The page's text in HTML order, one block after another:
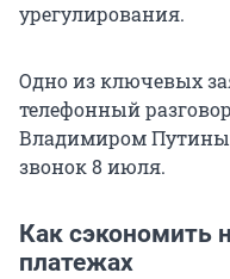
урегулирования.
Одно из ключевых
телефонный
Владимиром
звонок 8 июля.
Как сэкономить
платежах